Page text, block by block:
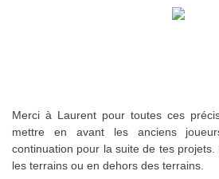
Merci à Laurent pour toutes ces
mettre en avant les anciens
continuation pour la suite de tes
les terrains ou en dehors des terrains.